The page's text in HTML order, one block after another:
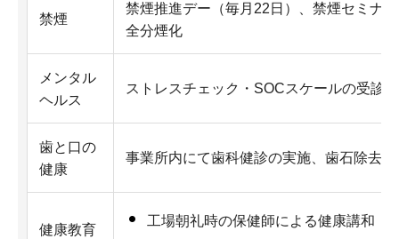
禁煙
禁煙推進デー（毎月22日）、禁煙セミナ
全分煙化
メンタル
ヘルス
ストレスチェック・SOCスケールの受診
歯と口の
健康
事業所内にて歯科健診の実施、歯石除去
健康教育
工場朝礼時の保健師による健康講和